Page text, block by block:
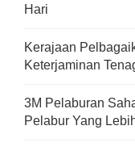
Hari
Kerajaan
Keterjaminan
3M Pelaburan
Pelabur Yang